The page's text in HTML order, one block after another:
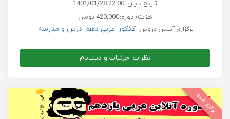
تاریخ پایان: 1401/01/28 22:00
هزینه دوره:420,000 تومان
برگزاری آنلاین دروس کنکور عربی دهم درس و مدرسه
نظرات، جزئیات و ثبت‌نام
برگزار شده